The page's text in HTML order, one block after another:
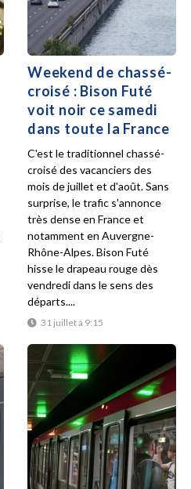
Weekend de chassé-
croisé : Bison Futé
voit noir ce samedi
dans toute la France
31 juillet à 9:15
C'est le traditionnel chassé-
croisé des vacanciers des
mois de juillet et d'août. Sans
surprise, le trafic s'annonce
très dense en France et
notamment en Auvergne-
Rhône-Alpes. Bison Futé
hisse le drapeau rouge dès
vendredi dans le sens des
départs....